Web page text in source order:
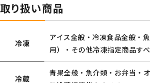
取り扱い商品
冷凍
アイス全般・冷凍食品全般・
用）・その他冷凍指定商品す
冷蔵
青果全般・魚介類・お弁当・